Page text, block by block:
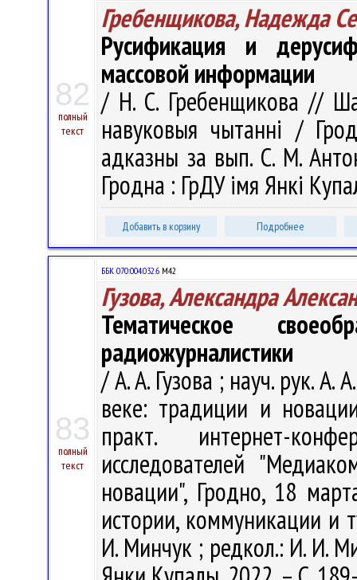
82
полный
текст
Гребенщикова, Надежда
Русификация и
массовой информации
/ Н. С. Гребенщикова //
навуковыя чытаннi /
адказны за вып. С. М.
Гродна : ГрДУ імя Янкі
Добавить в корзину Подробнее
83
полный
текст
ББК 070:004.032.6 М42
Гузова, Александра
Тематическое
радиожурналистики
/ А. А. Гузова ; науч. рук.
веке: традиции и
практ. интернет-
исследователей
новации", Гродно, 18
истории, коммуникации и
И. Минчук ; редкол.: И. И.